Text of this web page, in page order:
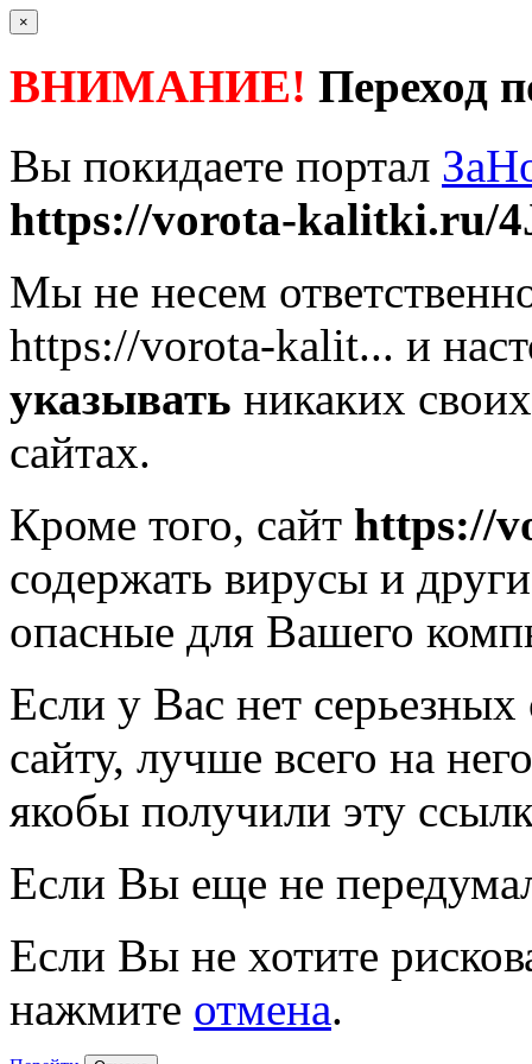
×
ВНИМАНИЕ! Переход
Вы покидаете портал
https://vorota-kalitki.ru/
Мы не несем
https://vorota-kalit... и
указывать никаких
сайтах.
Кроме того, сайт https://
содержать вирусы и
опасные для Вашего
Если у Вас нет
сайту, лучше всего на
якобы получили эту
Если Вы еще не
Если Вы не хотите
нажмите отмена.